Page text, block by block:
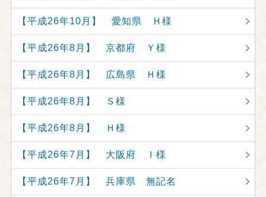
【平成26年10月】 愛知県 Ｈ様
【平成26年8月】 京都府 Ｙ様
【平成26年8月】 広島県 Ｈ様
【平成26年8月】 Ｓ様
【平成26年8月】 Ｈ様
【平成26年7月】 大阪府 Ｉ様
【平成26年7月】 兵庫県 無記名